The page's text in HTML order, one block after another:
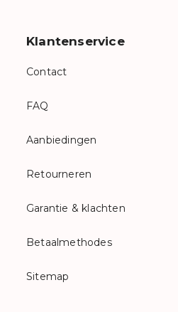
Klantenservice
Contact
FAQ
Aanbiedingen
Retourneren
Garantie & klachten
Betaalmethodes
Sitemap